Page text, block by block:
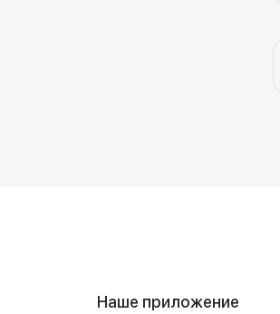
Наше приложение